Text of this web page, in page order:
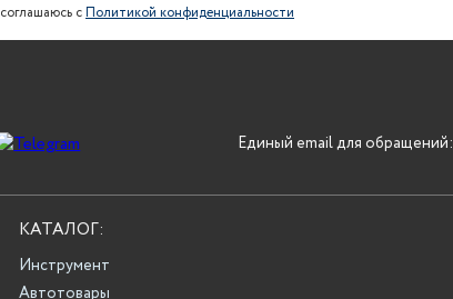
сПолитикой конфиденциальности
Единый email для обращений:
КАТАЛОГ:
Инструмент
Автотовары